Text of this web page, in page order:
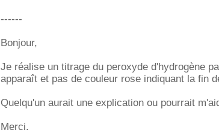
------
Bonjour,
Je réalise un titrage du peroxyde d'hydrogène
apparaît et pas de couleur rose indiquant la fin
Quelqu'un aurait une explication ou pourrait
Merci.